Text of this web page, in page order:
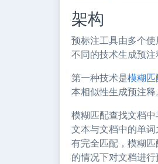
架构
预标注工具由多个使
不同的技术生成预注
第一种技术是模糊匹
本相似性生成预注释。
模糊匹配查找文档
文本与文档中的单
有完全匹配，模糊
的情况下对文档进